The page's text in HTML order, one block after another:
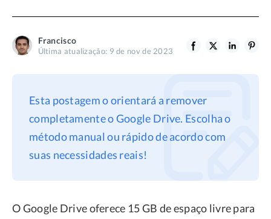
BuhoLaunchpad
Privacidade
Termos
Francisco
Última atualização: 9 de nov de 2023
Esta postagem o orientará a remover
completamente o Google Drive. Escolha o
método manual ou rápido de acordo com
suas necessidades reais!
O Google Drive oferece 15 GB de espaço livre para